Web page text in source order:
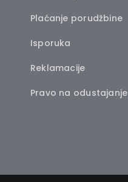
Plaćanje porudžbine
Isporuka
Reklamacije
Pravo na odustajanje